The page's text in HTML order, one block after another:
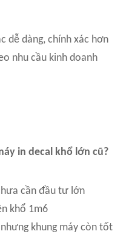
dễ dàng, chính xác hơn
nhu cầu kinh doanh
in decal khổ lớn cũ?
cần đầu tư lớn
khổ 1m6
khung máy còn tốt